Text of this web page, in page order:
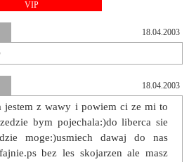
VIP
18.04.2003
18.04.2003
jestem z wawy i powiem ci ze mi to
bym pojechala:)do liberca sie
moge:)usmiech dawaj do nas
bez les skojarzen ale masz